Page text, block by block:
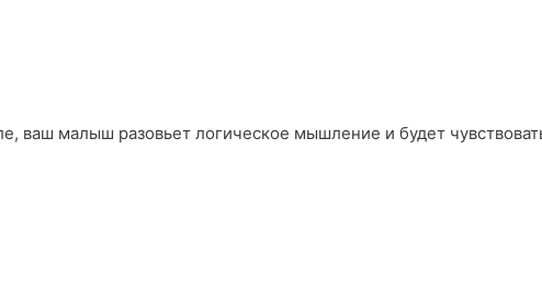
ваш малыш разовьет логическое мышление и будет